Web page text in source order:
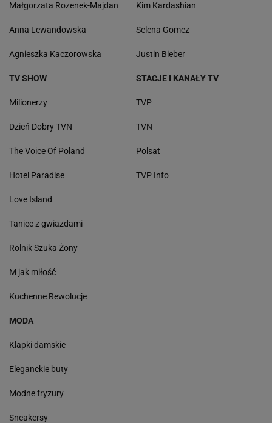
Małgorzata Rozenek-Majdan
Anna Lewandowska
Agnieszka Kaczorowska
Kim Kardashian
Selena Gomez
Justin Bieber
TV SHOW
Milionerzy
Dzień Dobry TVN
The Voice Of Poland
Hotel Paradise
Love Island
Taniec z gwiazdami
Rolnik Szuka Żony
M jak miłość
Kuchenne Rewolucje
STACJE I KANAŁY TV
TVP
TVN
Polsat
TVP Info
MODA
Klapki damskie
Eleganckie buty
Modne fryzury
Sneakersy